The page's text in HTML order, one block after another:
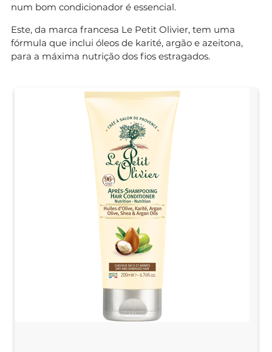
num bom condicionador é essencial.
Este, da marca francesa Le Petit Olivier, tem uma
fórmula que inclui óleos de karité, argão e azeitona,
para a máxima nutrição dos fios estragados.